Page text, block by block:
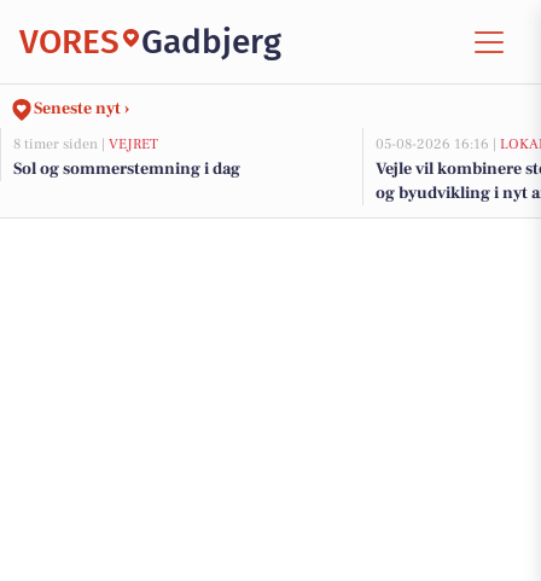
VORES Gadbjerg
Seneste nyt ›
8 timer siden | VEJRET
Sol og sommerstemning i dag
05-08-2026 16:16 |
Vejle vil kombinere
og byudvikling i nyt
fjorden